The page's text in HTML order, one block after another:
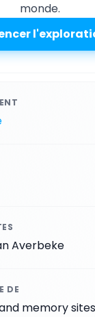
monde.
Averbeke
DE
memory